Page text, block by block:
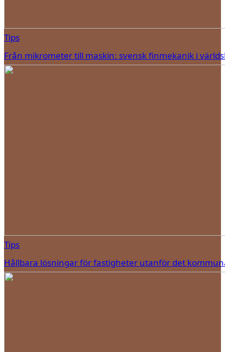
Tips
Från mikrometer till maskin: svensk finmekanik i
Tips
Hållbara lösningar för fastigheter utanför det